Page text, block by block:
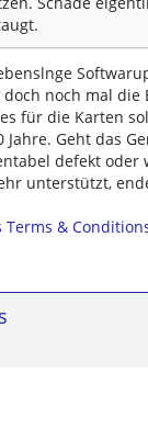
noch mal die
für die Karten
Geht das
defekt oder
unterstützt,
&